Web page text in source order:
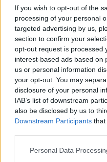
If you wish to opt-out of the
processing of your personal
targeted advertising by us,
section to confirm your
opt-out request is processed
interest-based ads based on
us or personal information
your opt-out. You may
disclosure of your personal
IAB’s list of downstream
also be disclosed by us to
Downstream Participants that
Personal Data
Article précédent
Jeûne intermittent : la clé
pour une perte de poids
durable selon le Dr Cohen